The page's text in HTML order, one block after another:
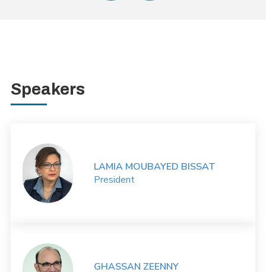
Speakers
LAMIA MOUBAYED BISSAT
President
GHASSAN ZEENNY